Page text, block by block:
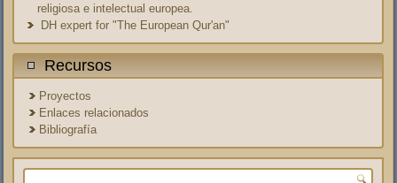
religiosa e intelectual europea.
DH expert for "The European Qur'an"
Recursos
Proyectos
Enlaces relacionados
Bibliografía
Formulario de búsqueda